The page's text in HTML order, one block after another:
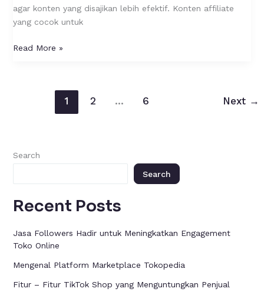
agar konten yang disajikan lebih efektif. Konten affiliate
yang cocok untuk
Read More »
1 2 … 6 Next →
Search
Search
Recent Posts
Jasa Followers Hadir untuk Meningkatkan Engagement
Toko Online
Mengenal Platform Marketplace Tokopedia
Fitur – Fitur TikTok Shop yang Menguntungkan Penjual